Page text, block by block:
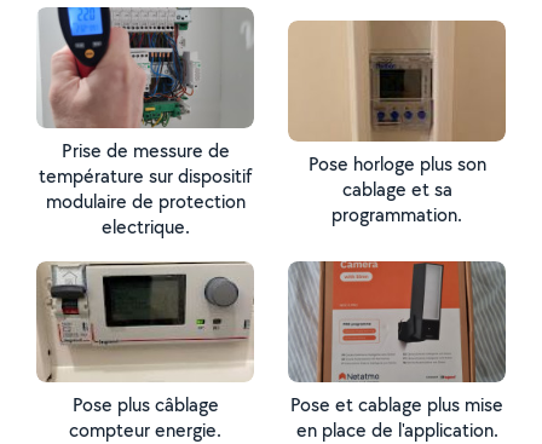
Prise de messure de
température sur dispositif
modulaire de protection
electrique.
Pose horloge plus son
cablage et sa
programmation.
Pose plus câblage
compteur energie.
Pose et cablage plus mise
en place de l'application.